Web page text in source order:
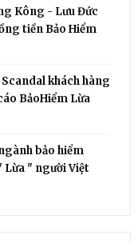
Kông - Lưu Đức
tiền Bảo Hiểm
khách hàng
BảoHiểm Lừa
bảo hiểm
Lừa " người Việt